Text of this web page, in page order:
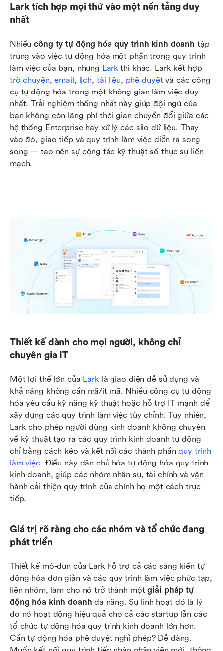
Lark tích hợp mọi thứ vào một nền tảng duy
nhất
Nhiều công ty tự động hóa quy trình kinh doanh tập
trung vào việc tự động hóa một phần trong quy trình
làm việc của bạn, nhưng Lark
trò chuyện, email , lịch, tài liệu, phê duyệt và các công
cụ tự động hóa trong một không gian làm việc duy
nhất. Trải nghiệm thống nhất này giúp đội ngũ của
bạn không còn lãng phí thời gian chuyển đổi giữa các
hệ thống Enterprise hay xử lý các silo dữ liệu. Thay
vào đó, giao tiếp và quy trình làm việc diễn ra song
song — tạo nên sự cộng tác kỹ thuật số thực sự liền
mạch.
Thiết kế dành cho mọi người, không chỉ
chuyên gia IT
Một lợi thế lớn của Lark là giao diện dễ sử dụng và
khả năng không cần mã/ít mã. Nhiều công cụ tự động
hóa yêu cầu kỹ năng kỹ thuật hoặc hỗ trợ IT mạnh để
xây dựng các quy trình làm việc tùy chỉnh. Tuy nhiên,
Lark cho phép người dùng kinh doanh không chuyên
về kỹ thuật tạo ra các quy trình kinh doanh tự động
chỉ bằng cách kéo và kết nối các thành phần quy trình
làm việc. Điều này dân chủ hóa tự động hóa quy trình
kinh doanh, giúp các nhóm nhân sự, tài chính và vận
hành cải thiện quy trình của chính họ một cách trực
tiếp.
Giá trị rõ ràng cho các nhóm và tổ chức đang
phát triển
Thiết kế mô-đun của Lark hỗ trợ cả các sáng kiến tự
động hóa đơn giản và các quy trình làm việc phức tạp,
liên nhóm, làm cho nó trở thành một giải pháp tự
động hóa kinh doanh đa năng. Sự linh hoạt đó là lý
do nó hoạt động hiệu quả cho cả các startup lẫn các
tổ chức tự động hóa quy trình kinh doanh lớn hơn.
Cần tự động hóa phê duyệt nghỉ phép? Dễ dàng.